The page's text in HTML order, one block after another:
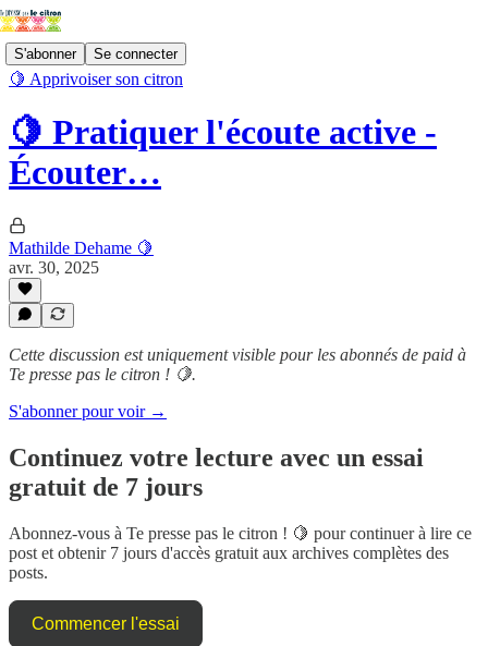
S'abonner Se connecter
🍋 Apprivoiser son citron
🍋 Pratiquer l'écoute active -
Écouter…
Mathilde Dehame 🍋
avr. 30, 2025
Cette discussion est uniquement visible pour les abonnés de paid à
Te presse pas le citron ! 🍋.
S'abonner pour voir →
Continuez votre lecture avec un essai
gratuit de 7 jours
Abonnez-vous à Te presse pas le citron ! 🍋 pour continuer à lire ce
post et obtenir 7 jours d'accès gratuit aux archives complètes des
posts.
Commencer l'essai